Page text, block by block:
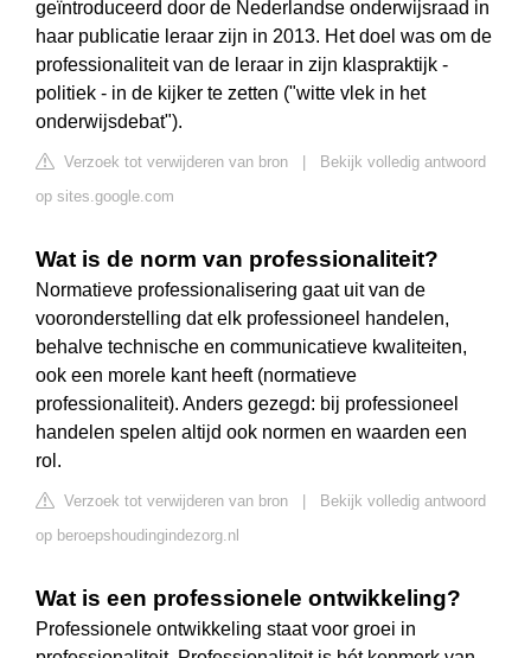
geïntroduceerd door de Nederlandse onderwijsraad in
haar publicatie leraar zijn in 2013. Het doel was om de
professionaliteit van de leraar in zijn klaspraktijk -
politiek - in de kijker te zetten ("witte vlek in het
onderwijsdebat").
Verzoek tot verwijderen van bron
Bekijk volledig antwoord
op sites.google.com
Wat is de norm van professionaliteit?
Normatieve professionalisering gaat uit van de
vooronderstelling dat elk professioneel handelen,
behalve technische en communicatieve kwaliteiten,
ook een morele kant heeft (normatieve
professionaliteit). Anders gezegd: bij professioneel
handelen spelen altijd ook normen en waarden een
rol.
Verzoek tot verwijderen van bron
Bekijk volledig antwoord
op beroepshoudingindezorg.nl
Wat is een professionele ontwikkeling?
Professionele ontwikkeling staat voor groei in